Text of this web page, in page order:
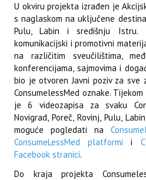
U okviru projekta izrađen je
s naglaskom na uključene
Pulu, Labin i središnju Istru.
komunikacijski i promotivni
na različitim sveučilištima,
konferencijama, sajmovima i
bio je otvoren Javni poziv za sve
ConsumelessMed oznake.
je 6 videozapisa za svaku
Novigrad, Poreč, Rovinj, Pulu,
moguće pogledati na
ConsumeLessMed platformi i
Facebook stranici.
Do kraja projekta